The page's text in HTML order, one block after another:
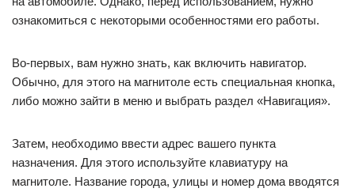
ознакомиться с некоторыми особенностями его работы.
Во-первых, вам нужно знать, как включить навигатор.
Обычно, для этого на магнитоле есть специальная кнопка,
либо можно зайти в меню и выбрать раздел «Навигация».
Затем, необходимо ввести адрес вашего пункта
назначения. Для этого используйте клавиатуру на
магнитоле. Название города, улицы и номер дома вводятся